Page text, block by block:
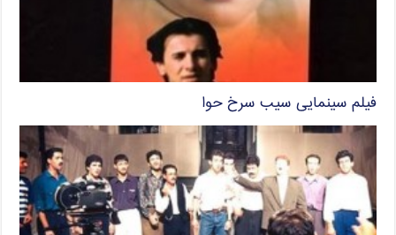
فیلم سینمایی سیب سرخ حوا